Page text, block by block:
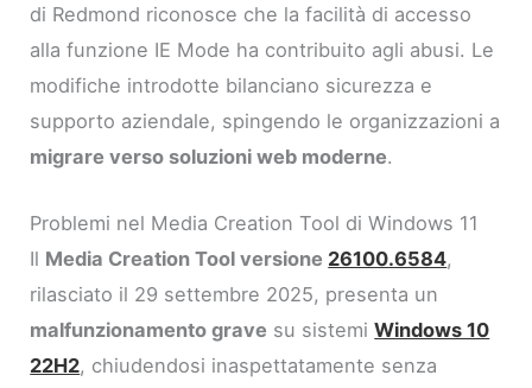
di Redmond riconosce che la facilità di accesso
alla funzione IE Mode ha contribuito agli abusi. Le
modifiche introdotte bilanciano sicurezza e
supporto aziendale, spingendo le organizzazioni a
migrare verso soluzioni web moderne.
Problemi nel Media Creation Tool di Windows 11
Il Media Creation Tool versione 26100.6584,
rilasciato il 29 settembre 2025, presenta un
malfunzionamento grave su sistemiWindows 10
22H2, chiudendosi inaspettatamente senza